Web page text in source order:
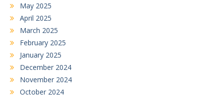
May 2025
April 2025
March 2025
February 2025
January 2025
December 2024
November 2024
October 2024